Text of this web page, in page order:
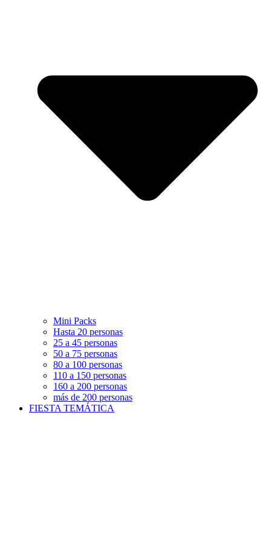
Mini Packs
Hasta 20 personas
25 a 45 personas
50 a 75 personas
80 a 100 personas
110 a 150 personas
160 a 200 personas
más de 200 personas
FIESTA TEMÁTICA